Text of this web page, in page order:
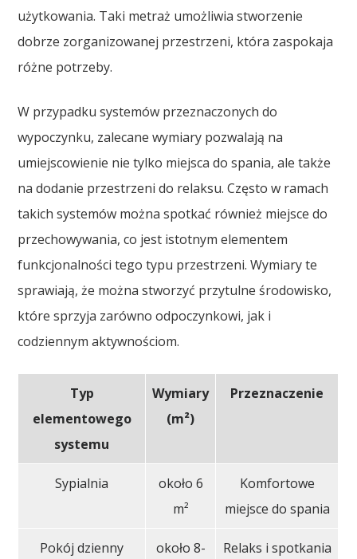
użytkowania. Taki metraż umożliwia stworzenie
dobrze zorganizowanej przestrzeni, która zaspokaja
różne potrzeby.
W przypadku systemów przeznaczonych do
wypoczynku, zalecane wymiary pozwalają na
umiejscowienie nie tylko miejsca do spania, ale także
na dodanie przestrzeni do relaksu. Często w ramach
takich systemów można spotkać również miejsce do
przechowywania, co jest istotnym elementem
funkcjonalności tego typu przestrzeni. Wymiary te
sprawiają, że można stworzyć przytulne środowisko,
które sprzyja zarówno odpoczynkowi, jak i
codziennym aktywnościom.
Typ
elementowego
systemu
Wymiary
(m²)
Przeznaczenie
Sypialnia
około 6
m²
Komfortowe
miejsce do spania
Pokój dzienny
około 8-
Relaks i spotkania